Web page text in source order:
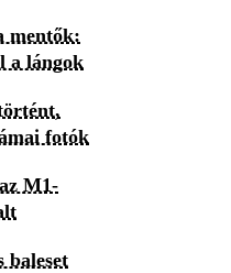
mentők:
a lángok
fotók
M1-
baleset